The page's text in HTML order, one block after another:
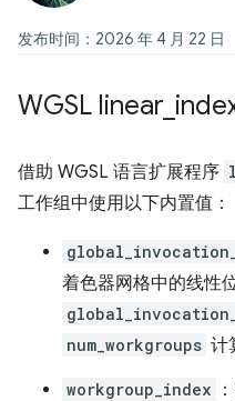
发布时间：2026 年 4 月 22 日
WGSL linear
借助 WGSL 语言扩展程序
工作组中使用以下内置值：
着色器网格中的线性
num_workgroups 计
workgroup_index